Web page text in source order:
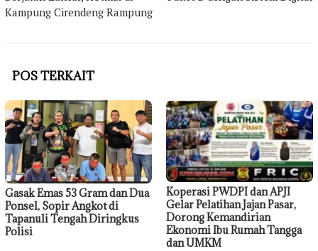
Kampung Cirendeng Rampung
POS TERKAIT
Gasak Emas 53 Gram dan Dua
Ponsel, Sopir Angkot di
Tapanuli Tengah Diringkus
Polisi
Koperasi PWDPI dan APJI
Gelar Pelatihan Jajan Pasar,
Dorong Kemandirian
Ekonomi Ibu Rumah Tangga
dan UMKM